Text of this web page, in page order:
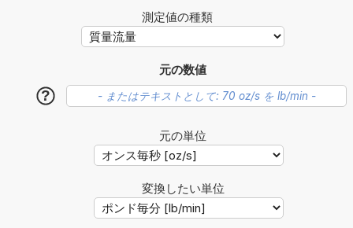
測定値の種類
元の数値
?
元の単位
変換したい単位